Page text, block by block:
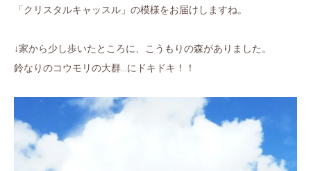
「クリスタルキャッスル」の模様をお届けしますね。
↓家から少し歩いたところに、こうもりの森がありました。
鈴なりのコウモリの大群…にドキドキ！！